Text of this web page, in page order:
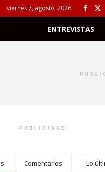
viernes 7, agosto, 2026
ENTREVISTAS
PUBLICIDAD
Comentarios Lo